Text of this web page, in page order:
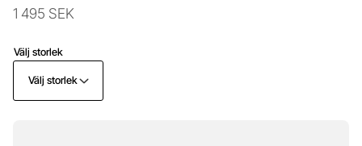
1 495 SEK
Välj storlek
Välj storlek